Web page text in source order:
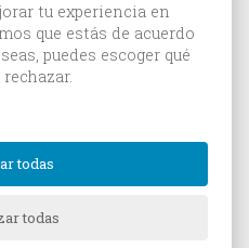
tu experiencia en
que estás de acuerdo
puedes escoger qué
todas
todas